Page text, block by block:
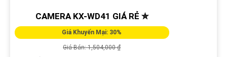
CAMERA KX-WD41 GIÁ RẺ ✮
Giá Khuyến Mại: 30%
Giá Bán: 1,504,000 ₫